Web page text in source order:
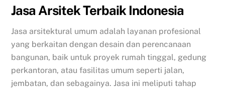
Jasa Arsitek Terbaik Indonesia
Jasa arsitektural umum adalah layanan profesional
yang berkaitan dengan desain dan perencanaan
bangunan, baik untuk proyek rumah tinggal, gedung
perkantoran, atau fasilitas umum seperti jalan,
jembatan, dan sebagainya. Jasa ini meliputi tahap